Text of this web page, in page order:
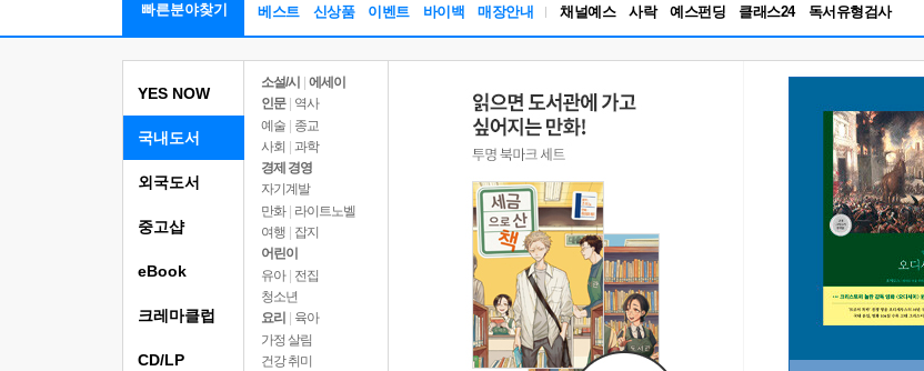
빠른분야찾기 베스트 신상품 이벤트 바이백 매장안내 채널예스 사락 예스펀딩 클래스24
RBTI Lab
독서유형검사
YES NOW
국내도서
소설/시
에세이
인문
역사
예술 | 종교
사회 | 과학
경제 경영
자기계발
만화 | 라이트노벨
여행
잡지
어린이
유아 | 전집
청소년
요리
육아
가정 살림
건강 취미
외국도서
중고샵
eBook
크레마클럽
CD/LP